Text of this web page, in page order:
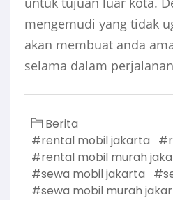
mengemudi yang tidak
akan membuat anda
selama dalam
Berita
#rental mobil jakarta
#rental mobil murah
#sewa mobil jakarta
#sewa mobil murah